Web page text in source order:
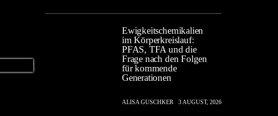
Ewigkeitschemikalien
im Körperkreislauf:
PFAS, TFA und die
Frage nach den Folgen
für kommende
Generationen
ALISA GUSCHKER 3 AUGUST, 2026